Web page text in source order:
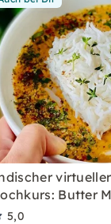
Butter
5,0